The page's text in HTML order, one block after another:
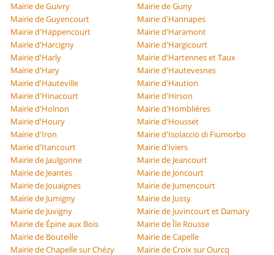
Mairie de Guivry
Mairie de Guny
Mairie de Guyencourt
Mairie d'Hannapes
Mairie d'Happencourt
Mairie d'Haramont
Mairie d'Harcigny
Mairie d'Hargicourt
Mairie d'Harly
Mairie d'Hartennes et Taux
Mairie d'Hary
Mairie d'Hautevesnes
Mairie d'Hauteville
Mairie d'Haution
Mairie d'Hinacourt
Mairie d'Hirson
Mairie d'Holnon
Mairie d'Homblières
Mairie d'Houry
Mairie d'Housset
Mairie d'Iron
Mairie d'Isolaccio di Fiumorbo
Mairie d'Itancourt
Mairie d'Iviers
Mairie de Jaulgonne
Mairie de Jeancourt
Mairie de Jeantes
Mairie de Joncourt
Mairie de Jouaignes
Mairie de Jumencourt
Mairie de Jumigny
Mairie de Jussy
Mairie de Juvigny
Mairie de Juvincourt et Damary
Mairie de Épine aux Bois
Mairie de Île Rousse
Mairie de Bouteille
Mairie de Capelle
Mairie de Chapelle sur Chézy
Mairie de Croix sur Ourcq